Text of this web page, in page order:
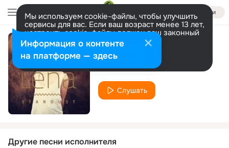
Войти
Мы используем cookie-файлы, чтобы улучшить
сервисы для вас. Если ваш возраст менее 13 лет,
настроить cookie-файлы должен ваш законный
представитель. Больше информации
Разрешить все Настроить
песня
Lena
Слушать
Другие песни исполнителя
Информация о контенте
на платформе — здесь